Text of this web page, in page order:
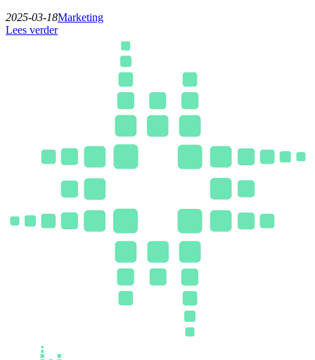
2025-03-18Marketing
Lees verder